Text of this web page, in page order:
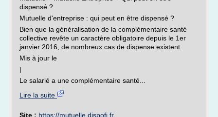
dispensé ?
Mutuelle d'entreprise : qui peut en être dispensé ?
Bien que la généralisation de la complémentaire santé
collective revête un caractère obligatoire depuis le 1er
janvier 2016, de nombreux cas de dispense existent.
Mis à jour le
|
Le salarié a une complémentaire santé...
Lire la suite
Site : https://mutuelle.dispofi.fr